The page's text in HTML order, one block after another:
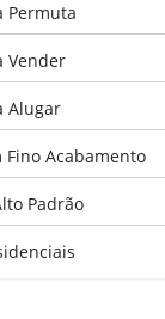
Permuta
Vender
Alugar
Fino Acabamento
Padrão
Guapimirim - RJ,